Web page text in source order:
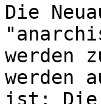
Die
werden
werden
ist: Die